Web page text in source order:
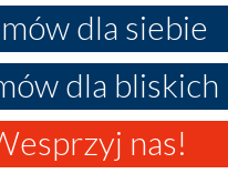
dla siebie
dla bliskich
nas!